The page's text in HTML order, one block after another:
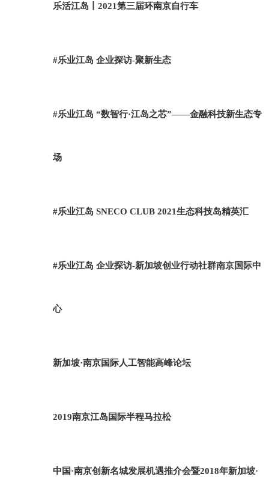
乐活江岛丨2021第三届环南京自行车
#乐业江岛 企业探访-聚新生态
#乐业江岛 “数智行·江岛之芯”——金融科技新生态专
场
#乐业江岛 SNECO CLUB 2021生态科技岛精英汇
#乐业江岛 企业探访-新加坡创业行动社群南京国际中
心
新加坡·南京国际人工智能高峰论坛
2019南京江岛国际半程马拉松
中国·南京创新名城发展机遇推介会暨2018年新加坡·